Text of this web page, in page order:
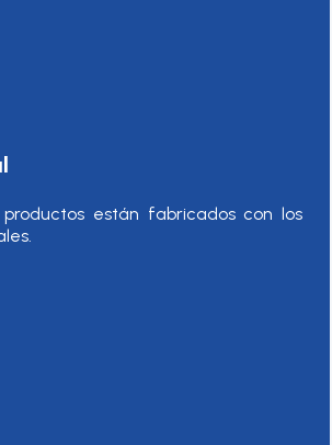
productos están fabricados con los